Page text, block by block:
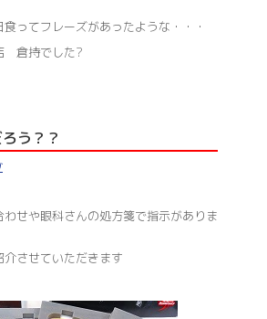
食ってフレーズがあったような・・・
倉持でした?
う？？
せや眼科さんの処方箋で指示がありま
させていただきます